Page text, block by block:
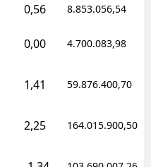
0,56 8.853.056,54
0,00 4.700.083,98
1,41 59.876.400,70
2,25 164.015.900,50